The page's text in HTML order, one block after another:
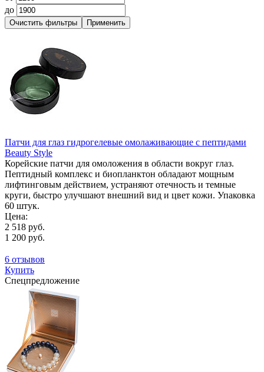
до
Патчи для глаз гидрогелевые омолаживающие с пептидами
Beauty Style
Корейские патчи для омоложения в области вокруг глаз.
Пептидный комплекс и биопланктон обладают мощным
лифтинговым действием, устраняют отечность и темные
круги, быстро улучшают внешний вид и цвет кожи. Упаковка
60 штук.
Цена:
2 518 руб.
1 200 руб.
6 отзывов
Купить
Спецпредложение